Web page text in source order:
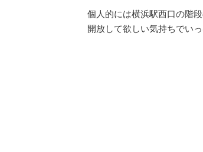
個人的には横浜駅西口の階
開放して欲しい気持ちでいっ